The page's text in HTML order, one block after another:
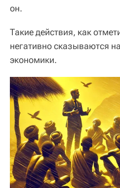
он.
Такие действия, как
негативно сказываются
экономики.